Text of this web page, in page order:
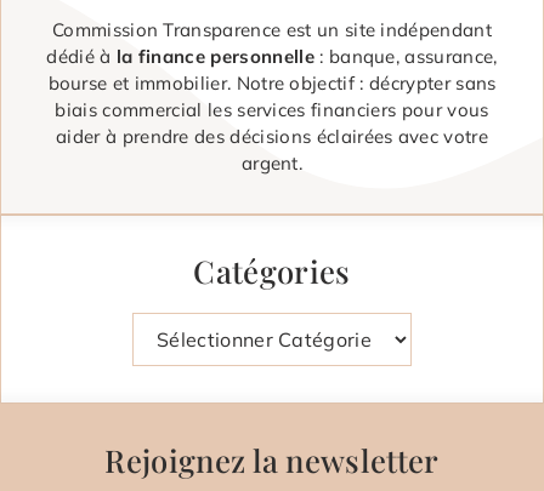
Commission Transparence est un site indépendant
dédié à la finance personnelle: banque, assurance,
bourse et immobilier. Notre objectif : décrypter sans
biais commercial les services financiers pour vous
aider à prendre des décisions éclairées avec votre
argent.
Catégories
Rejoignez la newsletter